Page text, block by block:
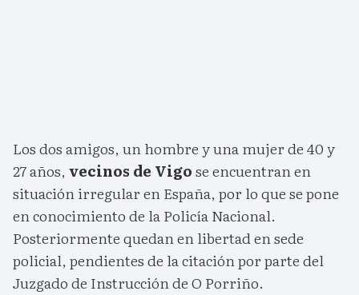
Los dos amigos, un hombre y una mujer de 40 y
27 años, vecinos de Vigose encuentran en
situación irregular en España, por lo que se pone
en conocimiento de la Policía Nacional.
Posteriormente quedan en libertad en sede
policial, pendientes de la citación por parte del
Juzgado de Instrucción de O Porriño.